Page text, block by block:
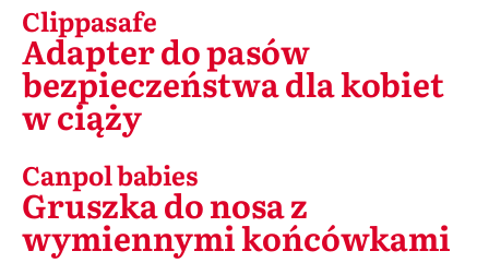
Clippasafe
Adapter do pasów
bezpieczeństwa dla kobiet
w ciąży
Canpol babies
Gruszka do nosa z
wymiennymi końcówkami